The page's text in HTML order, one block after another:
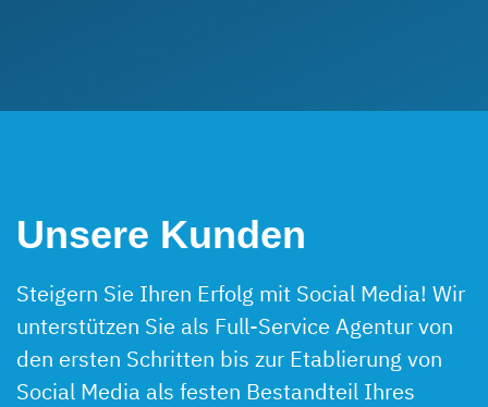
Unsere Kunden
Steigern Sie Ihren Erfolg mit Social Media! Wir
unterstützen Sie als Full-Service Agentur von
den ersten Schritten bis zur Etablierung von
Social Media als festen Bestandteil Ihres